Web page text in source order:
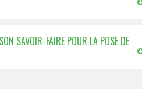
SAVOIR-FAIRE POUR LA POSE DE